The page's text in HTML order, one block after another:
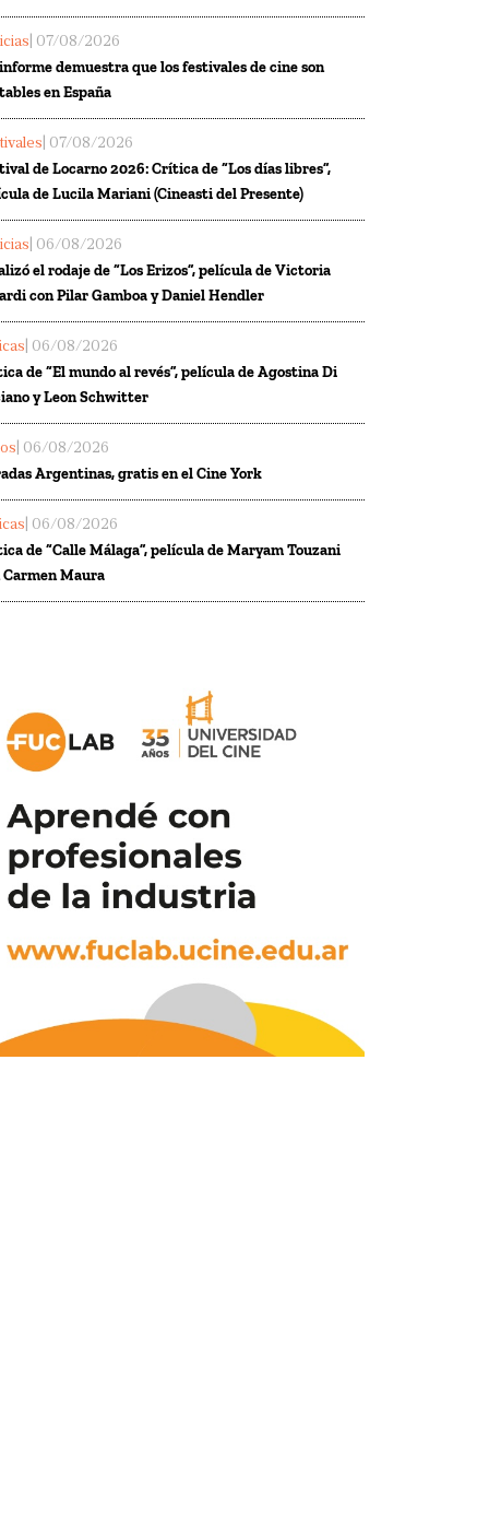
| 07/08/2026
demuestra que los festivales de cine son
en España
| 07/08/2026
de Locarno 2026: Crítica de “Los días libres”,
de Lucila Mariani (Cineasti del Presente)
| 06/08/2026
el rodaje de “Los Erizos”, película de Victoria
con Pilar Gamboa y Daniel Hendler
| 06/08/2026
de “El mundo al revés”, película de Agostina Di
y Leon Schwitter
| 06/08/2026
Argentinas, gratis en el Cine York
| 06/08/2026
de “Calle Málaga”, película de Maryam Touzani
Carmen Maura